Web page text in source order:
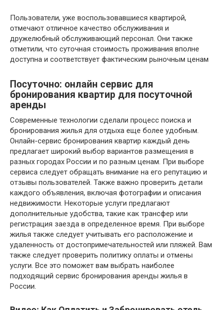
Пользователи, уже воспользовавшиеся квартирой,
отмечают отличное качество обслуживания и
дружелюбный обслуживающий персонал. Они также
отметили, что суточная стоимость проживания вполне
доступна и соответствует фактическим рыночным ценам
Посуточно: онлайн сервис для
бронирования квартир для посуточной
аренды
Современные технологии сделали процесс поиска и
бронирования жилья для отдыха еще более удобным.
Онлайн-сервис бронирования квартир каждый день
предлагает широкий выбор вариантов размещения в
разных городах России и по разным ценам. При выборе
сервиса следует обращать внимание на его репутацию и
отзывы пользователей. Также важно проверить детали
каждого объявления, включая фотографии и описания
недвижимости. Некоторые услуги предлагают
дополнительные удобства, такие как трансфер или
регистрация заезда в определенное время. При выборе
жилья также следует учитывать его расположение и
удаленность от достопримечательностей или пляжей. Вам
также следует проверить политику оплаты и отмены
услуги. Все это поможет вам выбрать наиболее
подходящий сервис бронирования аренды жилья в
России.